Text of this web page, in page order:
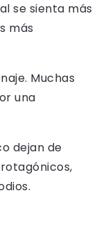
se sienta más
más
Muchas
una
dejan de